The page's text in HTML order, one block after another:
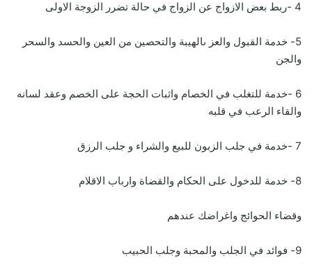
4 -ربط بعض الازواج عن الزواج في حالة تضرر الزوجة الاولى
5- خدمة القبول والعز ىالهيبة والتحصين من العين والحسد والسحر
والجن
6 -خدمة للتغلب في الخصام واثبات الحجة على الخصم وعقد لسانه
والقاء الرعب في قلبه
7 -خدمة في جلب الزبون للبيع والشراء و جلب الرزق
8- خدمة للدخول على الحكام والقضاة وارباب الاقلام
وقضاء الحوائج واغراضك عندهم
9- فوائد في الجلب والمحبة وجلب الحبيب